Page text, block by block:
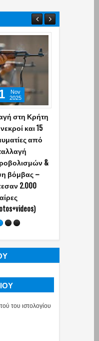
στη Κρήτη
και 15
από
&
βόμβας –
2.000
Nov
2025
του ιστολογίου